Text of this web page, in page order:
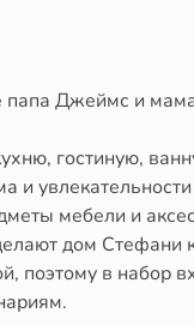
Джеймс и
гостиную,
и
мебели и
дом
поэтому в набор